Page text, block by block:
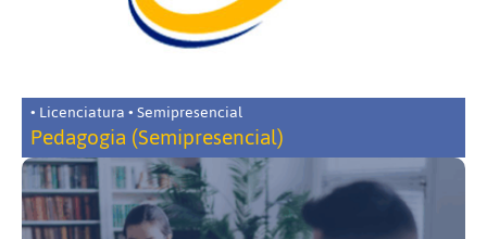
• Licenciatura • Semipresencial
Pedagogia (Semipresencial)